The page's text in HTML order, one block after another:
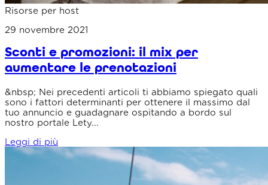
Risorse per host
29 novembre 2021
Sconti e promozioni: il mix per
aumentare le prenotazioni
&nbsp; Nei precedenti articoli ti abbiamo spiegato quali
sono i fattori determinanti per ottenere il massimo dal
tuo annuncio e guadagnare ospitando a bordo sul
nostro portale Lety...
Leggi di più